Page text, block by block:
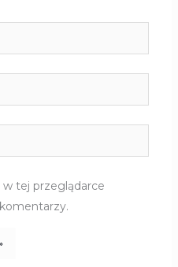
tej przeglądarce